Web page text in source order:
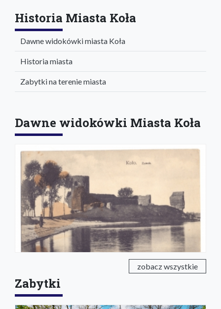
Historia Miasta Koła
Dawne widokówki miasta Koła
Historia miasta
Zabytki na terenie miasta
Dawne widokówki Miasta Koła
zobacz wszystkie
Zabytki